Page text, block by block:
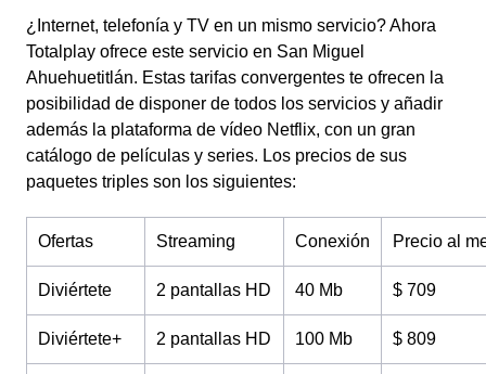
¿Internet, telefonía y TV en un mismo servicio? Ahora
Totalplay ofrece este servicio en San Miguel
Ahuehuetitlán. Estas tarifas convergentes te ofrecen la
posibilidad de disponer de todos los servicios y añadir
además la plataforma de vídeo Netflix, con un gran
catálogo de películas y series. Los precios de sus
paquetes triples son los siguientes:
Ofertas Streaming Conexión Precio al
Diviértete 2 pantallas HD 40 Mb $ 709
Diviértete+ 2 pantallas HD 100 Mb $ 809